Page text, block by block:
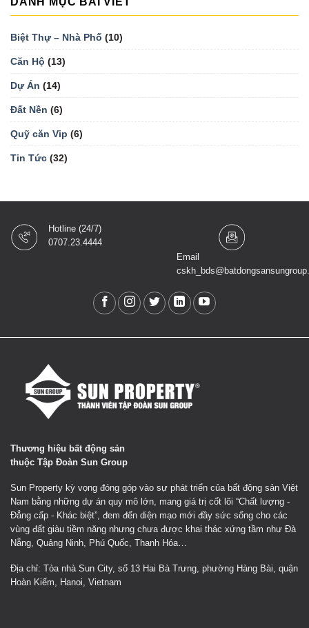
Biệt Thự – Nhà Phố (10)
Căn Hộ (13)
Dự Án (14)
Đất Nền (6)
Quỹ căn Vip (6)
Tin Tức (32)
Hotline (24/7)
0707.23.4444
Email
Thương hiệu bất động sản
thuộc Tập Đoàn Sun Group
Sun Property kỳ vọng đóng góp vào sự phát triển của bất động sản Việt
Nam bằng những dự án quy mô lớn, mang giá trị cốt lõi “Chất lượng -
Đẳng cấp - Khác biệt”, đem đến diện mạo mới đầy sức sống cho các
vùng đất giàu tiềm năng nhưng chưa được khai thác xứng tầm như Đà
Nẵng, Quảng Ninh, Phú Quốc, Thanh Hóa…
Địa chỉ: Tòa nhà Sun City, số 13 Hai Bà Trưng, phường Hàng Bài, quận
Hoàn Kiếm, Hanoi, Vietnam